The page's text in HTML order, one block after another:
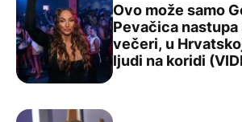
Ovo može samo Goga Sekulić:
Ovo može samo
Pevačica
večeri, u
ljudi na koridi